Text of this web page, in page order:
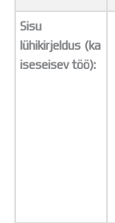
Sisu
lühikirjeldus (ka
iseseisev töö):